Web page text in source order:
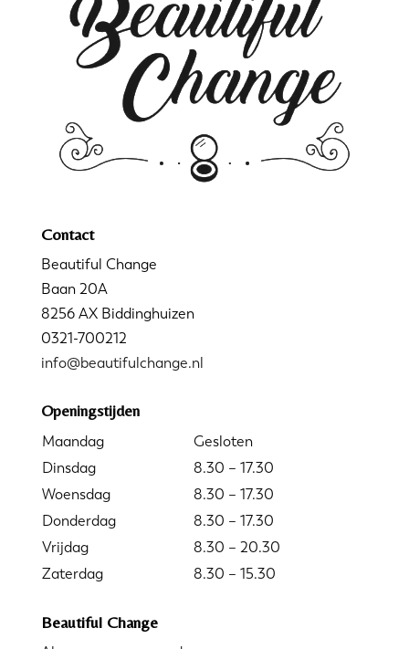
Contact
Beautiful Change
Baan 20A
8256 AX Biddinghuizen
0321-700212
info@beautifulchange.nl
Openingstijden
Maandag
Gesloten
Dinsdag
8.30 – 17.30
Woensdag
8.30 – 17.30
Donderdag
8.30 – 17.30
Vrijdag
8.30 – 20.30
Zaterdag
8.30 – 15.30
Beautiful Change